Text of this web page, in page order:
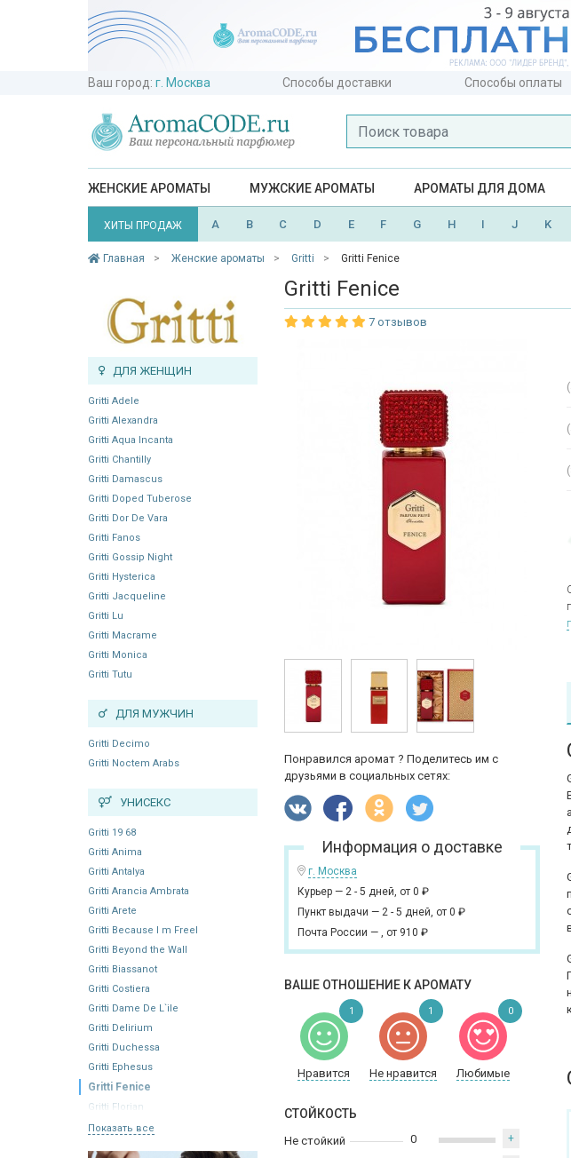
Ваш город: г. Москва Способы доставки Способы оплаты
ЖЕНСКИЕ АРОМАТЫ МУЖСКИЕ АРОМАТЫ АРОМАТЫ ДЛЯ ДОМА
ХИТЫ ПРОДАЖ A B C D E F G H I J K
Главная Женские ароматы Gritti Gritti Fenice
ДЛЯ ЖЕНЩИН
Gritti Adele
Gritti Alexandra
Gritti Aqua Incanta
Gritti Chantilly
Gritti Damascus
Gritti Doped Tuberose
Gritti Dor De Vara
Gritti Fanos
Gritti Gossip Night
Gritti Hysterica
Gritti Jacqueline
Gritti Lu
Gritti Macrame
Gritti Monica
Gritti Tutu
ДЛЯ МУЖЧИН
Gritti Decimo
Gritti Noctem Arabs
УНИСЕКС
Gritti 19 68
Gritti Anima
Gritti Antalya
Gritti Arancia Ambrata
Gritti Arete
Gritti Because I m Freel
Gritti Beyond the Wall
Gritti Biassanot
Gritti Costiera
Gritti Dame De L`ile
Gritti Delirium
Gritti Duchessa
Gritti Ephesus
Gritti Fenice
Gritti Florian
Показать все
Gritti Fenice
7 отзывов
Понравился аромат ? Поделитесь им с
друзьями в социальных сетях:
Информация о доставке
г. Москва
Курьер — 2 - 5 дней, от 0 ₽
Пункт выдачи — 2 - 5 дней, от 0 ₽
Почта России — , от 910 ₽
ВАШЕ ОТНОШЕНИЕ К АРОМАТУ
Нравится Не нравится Любимые
1 1 0
СТОЙКОСТЬ
Не стойкий
0 +